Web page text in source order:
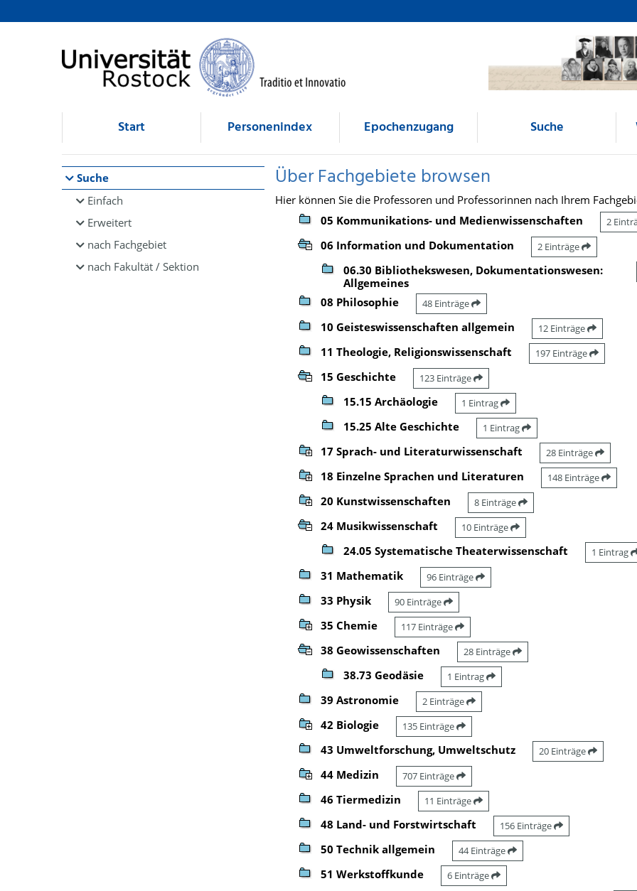
Browsen
direkt zum Inhalt
Start Personenindex Epochenzugang Suche
Suche
Einfach
Erweitert
nach Fachgebiet
nach Fakultät / Sektion
Über Fachgebiete browsen
Hier können Sie die Professoren und Professorinnen nach Ihrem
05 Kommunikations- und Medienwissenschaften
2
06 Information und Dokumentation 2 Einträge
06.30 Bibliothekswesen, Dokumentationswesen:
Allgemeines
08 Philosophie 48 Einträge
10 Geisteswissenschaften allgemein 12 Einträge
11 Theologie, Religionswissenschaft 197 Einträge
15 Geschichte 123 Einträge
15.15 Archäologie 1 Eintrag
15.25 Alte Geschichte 1 Eintrag
17 Sprach- und Literaturwissenschaft 28 Einträge
18 Einzelne Sprachen und Literaturen 148 Einträge
20 Kunstwissenschaften 8 Einträge
24 Musikwissenschaft 10 Einträge
24.05 Systematische Theaterwissenschaft 1 Eintrag
31 Mathematik 96 Einträge
33 Physik 90 Einträge
35 Chemie 117 Einträge
38 Geowissenschaften 28 Einträge
38.73 Geodäsie 1 Eintrag
39 Astronomie 2 Einträge
42 Biologie 135 Einträge
43 Umweltforschung, Umweltschutz 20 Einträge
44 Medizin 707 Einträge
46 Tiermedizin 11 Einträge
48 Land- und Forstwirtschaft 156 Einträge
50 Technik allgemein 44 Einträge
51 Werkstoffkunde 6 Einträge